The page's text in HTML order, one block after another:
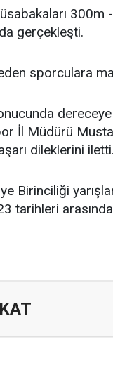
gerçekleşti.
sporculara
İl Müdürü
dileklerini iletti.
Birinciliği
tarihleri